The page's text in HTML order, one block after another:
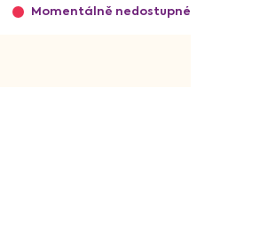
Momentálně nedostupné